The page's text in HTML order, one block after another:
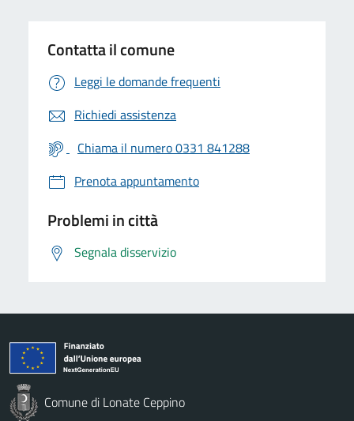
Contatta il comune
Leggi le domande frequenti
Richiedi assistenza
Chiama il numero 0331 841288
Prenota appuntamento
Problemi in città
Segnala disservizio
Comune di Lonate Ceppino